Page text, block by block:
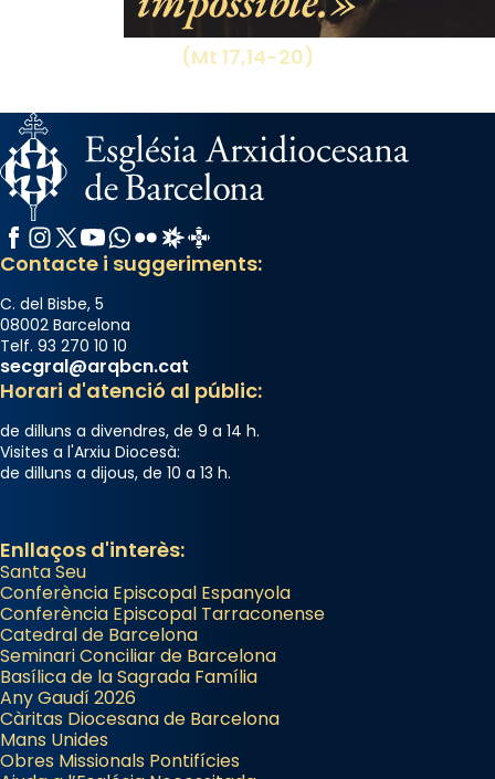
(Mt 17,14-20)
Facebook
Instagram
X / Twitter
YouTube
WhatsApp
FlickrRadio Estel
Catalunya Cristiana
Contacte i suggeriments:
C. del Bisbe, 5
08002 Barcelona
Telf. 93 270 10 10
secgral@arqbcn.cat
Horari d'atenció al públic:
de dilluns a divendres, de 9 a 14 h.
Visites a l'Arxiu Diocesà:
de dilluns a dijous, de 10 a 13 h.
Enllaços d'interès:
Santa Seu
Conferència Episcopal Espanyola
Conferència Episcopal Tarraconense
Catedral de Barcelona
Seminari Conciliar de Barcelona
Basílica de la Sagrada Família
Any Gaudí 2026
Càritas Diocesana de Barcelona
Mans Unides
Obres Missionals Pontifícies